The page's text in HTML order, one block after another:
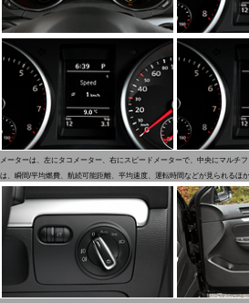
メーターは、左にタコメーター、右にスピードメーターで、中央にマルチ
は、瞬間/平均燃費、航続可能距離、平均速度、運転時間などが見られるほ